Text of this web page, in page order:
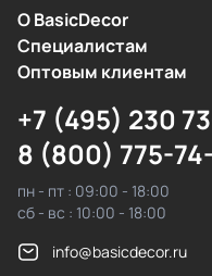
О BasicDecor
Cпециалистам
Оптовым клиентам
+7 (495) 230
8 (800) 775-
пн - пт : 09:00 - 18:00
сб - вс : 10:00 - 18:00
info@basicdecor.ru